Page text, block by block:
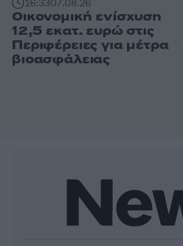
16:3307.08.26
Οικονομική ενίσχυση
12,5 εκατ. ευρώ στις
Περιφέρειες για μέτρα
βιοασφάλειας